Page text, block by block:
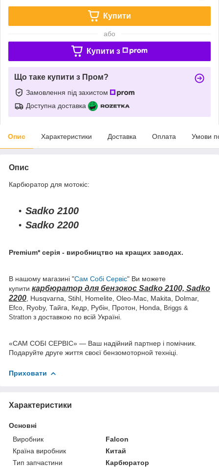
Купити
або
Купити з
Що таке купити з Пром?
Замовлення під захистом
Доступна доставка
Опис Характеристики Доставка Оплата Умови
Опис
Карбюратор для мотокіс:
Sadko 2100
Sadko 2200
Premium* серія - виробництво на кращих заводах.
В нашому магазині "Сам Собі Сервіс" Ви можете
купити карбюратор для бензокос Sadko 2100, Sadko
2200 , Husqvarna, Stihl, Homelite, Oleo-Mac, Makita, Dolmar,
Efco, Ryoby, Тайга, Кедр, Рубін, Протон, Honda,
Briggs &
Stratton з доставкою по всій Україні.
«САМ СОБІ СЕРВІС» — Ваш надійний партнер і помічник.
Подаруйте друге життя своєї бензомоторной техніці.
Приховати
Характеристики
Основні
Виробник
Falcon
Країна виробник
Китай
Тип запчастини
Карбюратор